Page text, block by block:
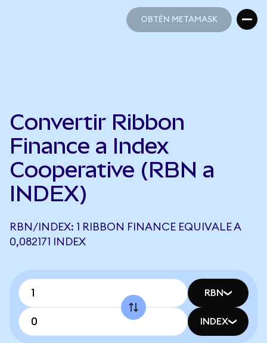
OBTÉN METAMASK
Convertir Ribbon
Finance a Index
Cooperative (RBN a
INDEX)
RBN/INDEX: 1 RIBBON FINANCE EQUIVALE A
0,082171 INDEX
RBN
INDEX